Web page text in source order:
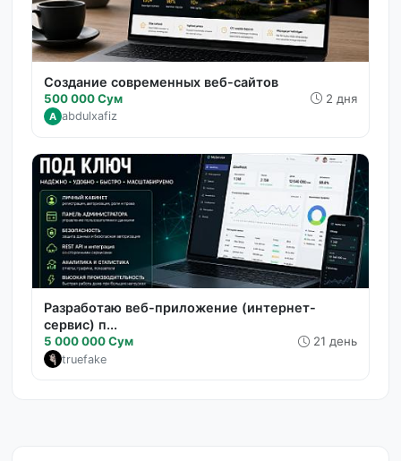
Создание современных веб-сайтов
500 000 Сум 2 дня
A abdulxafiz
Разработаю веб-приложение (интернет-
сервис) п...
5 000 000 Сум 21 день
truefake